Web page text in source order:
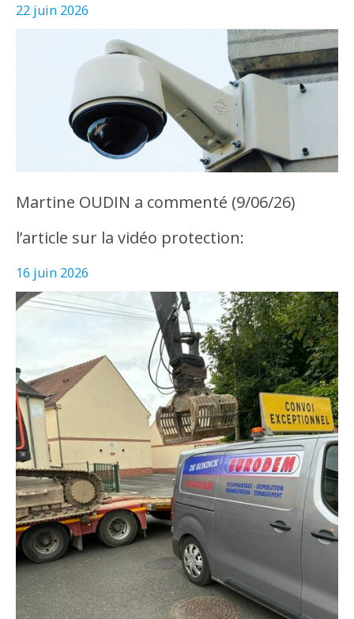
22 juin 2026
Martine OUDIN a commenté (9/06/26)
l’article sur la vidéo protection:
16 juin 2026